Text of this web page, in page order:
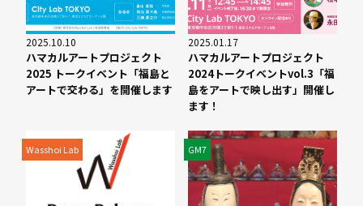
2025.10.10
ハマカルアートプロジェクト
2025 トークイベント「福島と
アートで交わる」を開催します
2025.01.17
ハマカルアートプロジェクト
2024トークイベントvol.3「福
島をアートで映し出す」開催し
ます！
Wasshoi Lab GM7